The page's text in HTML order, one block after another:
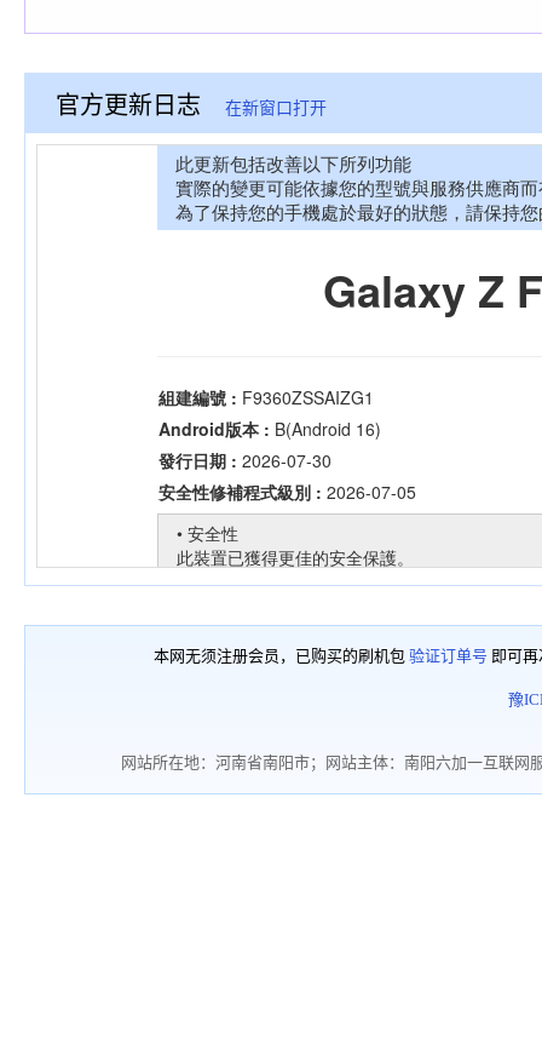
官方更新日志 在新窗口打开
本网无须注册会员，已购买的刷机包 验证订单号 即可
豫
网站所在地：河南省南阳市；网站主体：南阳六加一互联